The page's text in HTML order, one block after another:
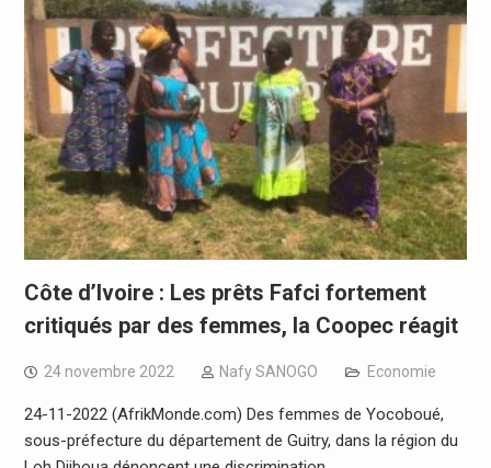
Côte d’Ivoire : Les prêts Fafci fortement
critiqués par des femmes, la Coopec réagit
24 novembre 2022 Nafy SANOGO Economie
24-11-2022 (AfrikMonde.com) Des femmes de Yocoboué,
sous-préfecture du département de Guitry, dans la région du